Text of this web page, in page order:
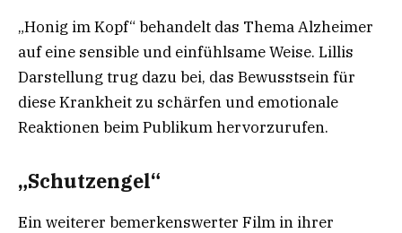
„Honig im Kopf“ behandelt das Thema Alzheimer
auf eine sensible und einfühlsame Weise. Lillis
Darstellung trug dazu bei, das Bewusstsein für
diese Krankheit zu schärfen und emotionale
Reaktionen beim Publikum hervorzurufen.
„Schutzengel“
Ein weiterer bemerkenswerter Film in ihrer